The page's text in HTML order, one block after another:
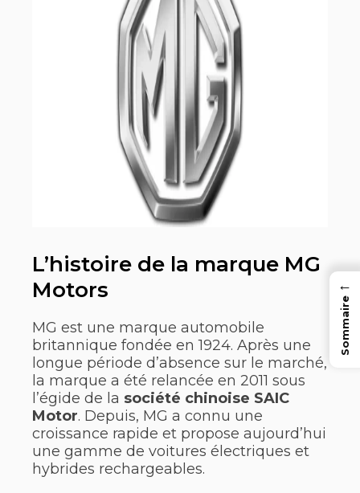
L’histoire de la marque MG
Motors
MG est une marque automobile
britannique fondée en 1924. Après une
longue période d’absence sur le marché,
la marque a été relancée en 2011 sous
l’égide de la société chinoise SAIC
Motor. Depuis, MG a connu une
croissance rapide et propose aujourd’hui
une gamme de voitures électriques et
hybrides rechargeables.
←
Sommaire